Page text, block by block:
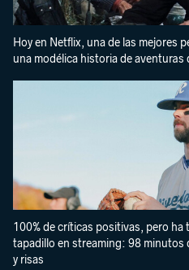
Hoy en Netflix, una de las mejores
una modélica historia de aventuras
100% de críticas positivas, pero ha
tapadillo en streaming: 98 minutos
y risas